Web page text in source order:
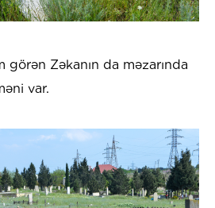
Zəkanın da məzarında
var.